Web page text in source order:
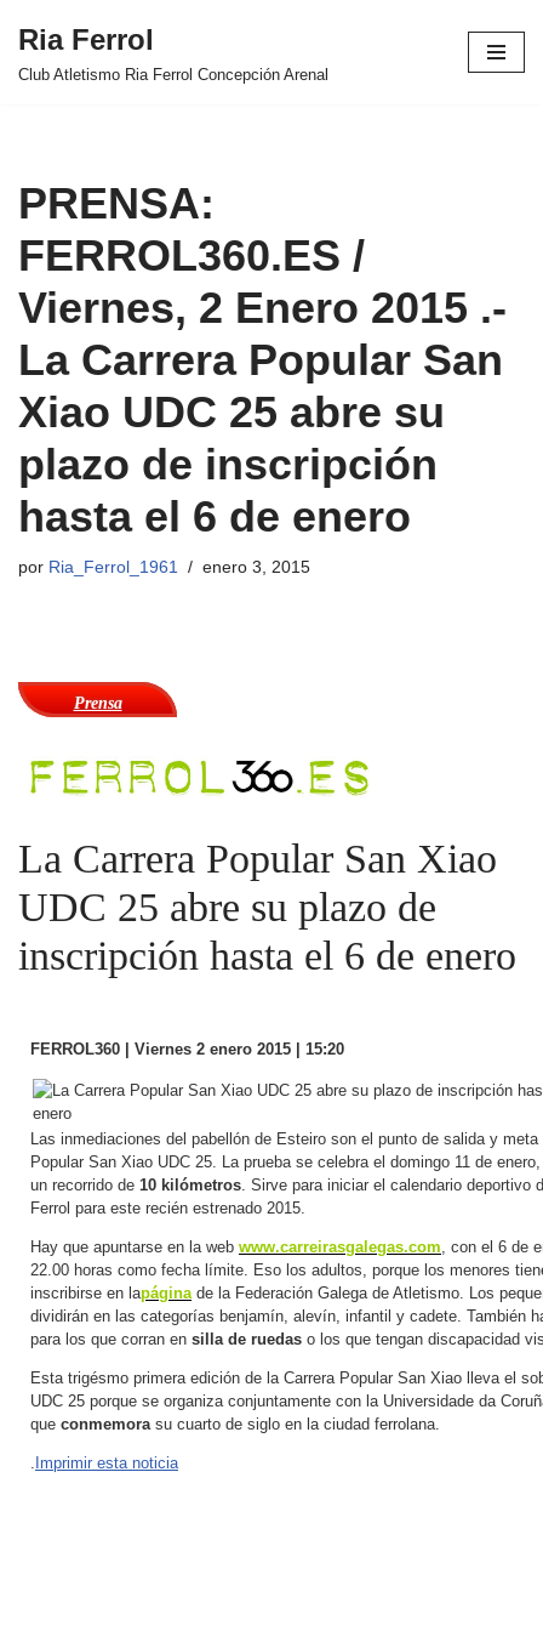
Saltar
Ria Ferrol
Club Atletismo Ria Ferrol Concepción Arenal
PRENSA:
FERROL360.ES /
Viernes, 2 Enero 2015 .-
La Carrera Popular San
Xiao UDC 25 abre su
plazo de inscripción
hasta el 6 de enero
por Ria_Ferrol_1961 enero 3, 2015
Prensa
La Carrera Popular San Xiao
UDC 25 abre su plazo de
inscripción hasta el 6 de enero
FERROL360 | Viernes 2 enero 2015 | 15:20
Las inmediaciones del pabellón de Esteiro son el punto de salida y meta
Popular San Xiao UDC 25. La prueba se celebra el domingo 11 de
un recorrido de 10 kilómetros . Sirve para iniciar el calendario deportivo
Ferrol para este recién estrenado 2015.
Hay que apuntarse en la web www.carreirasgalegas.com , con el 6 de
22.00 horas como fecha límite. Eso los adultos, porque los menores
inscribirse en lapágina de la Federación Galega de Atletismo. Los
dividirán en las categorías benjamín, alevín, infantil y cadete. También
para los que corran en silla de ruedas o los que tengan discapacidad
Esta trigésmo primera edición de la Carrera Popular San Xiao lleva el
UDC 25 porque se organiza conjuntamente con la Universidade da
que conmemora su cuarto de siglo en la ciudad ferrolana.
Imprimir esta noticia